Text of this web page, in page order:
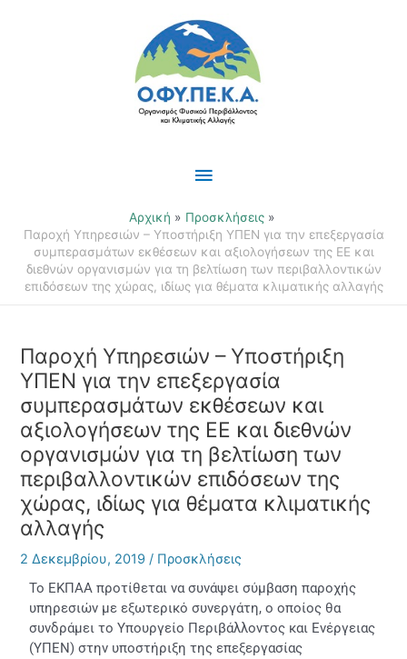
Κύριο
Μενού
Αρχική
Προσκλήσεις
Παροχή Υπηρεσιών – Υποστήριξη ΥΠΕΝ για την επεξεργασία
συμπερασμάτων εκθέσεων και αξιολογήσεων της ΕΕ και
διεθνών οργανισμών για τη βελτίωση των περιβαλλοντικών
επιδόσεων της χώρας, ιδίως για θέματα κλιματικής αλλαγής
Παροχή Υπηρεσιών – Υποστήριξη
ΥΠΕΝ για την επεξεργασία
συμπερασμάτων εκθέσεων και
αξιολογήσεων της ΕΕ και διεθνών
οργανισμών για τη βελτίωση των
περιβαλλοντικών επιδόσεων της
χώρας, ιδίως για θέματα κλιματικής
αλλαγής
2 Δεκεμβρίου, 2019/ Προσκλήσεις
Το ΕΚΠΑΑ προτίθεται να συνάψει σύμβαση παροχής
υπηρεσιών με εξωτερικό συνεργάτη, ο οποίος θα
συνδράμει το Υπουργείο Περιβάλλοντος και Ενέργειας
(ΥΠΕΝ) στην υποστήριξη της επεξεργασίας